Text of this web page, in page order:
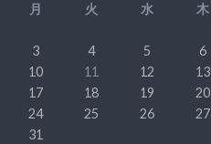
月
火 水 木
3
4 5 6
10
11 12 13
17
18 19 20
24
25 26 27
31